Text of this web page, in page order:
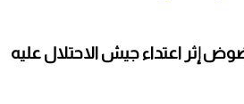
إثر اعتداء جيش الاحتلال عليه